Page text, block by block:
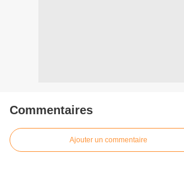
Commentaires
Ajouter un commentaire